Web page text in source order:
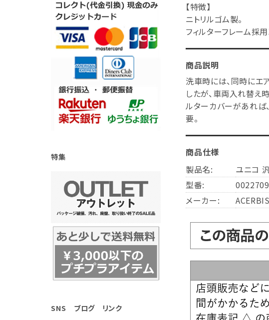
【特徴】
ニトリルゴム製。
フィルターフレーム採
商品説明
洗車時には、同時にエ
したが、車両入れ替え
ルターカバーがあれば
要。
商品仕様
製品名:
ユニコ
型番:
0022709
メーカー:
特集
SNS ブログ リンク